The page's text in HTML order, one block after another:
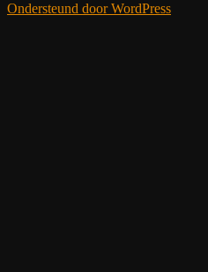
Ondersteund door WordPress